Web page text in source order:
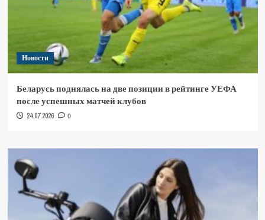
Новости
Беларусь поднялась на две позиции в рейтинге УЕФА
после успешных матчей клубов
24.07.2026 0